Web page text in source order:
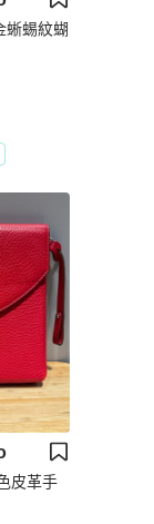
蜥蜴紋蝴
皮革手